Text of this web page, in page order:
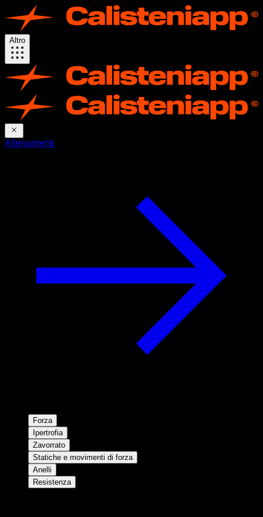
Altro
Allenamenti
Forza
Ipertrofia
Zavorrato
Statiche e movimenti di forza
Anelli
Resistenza